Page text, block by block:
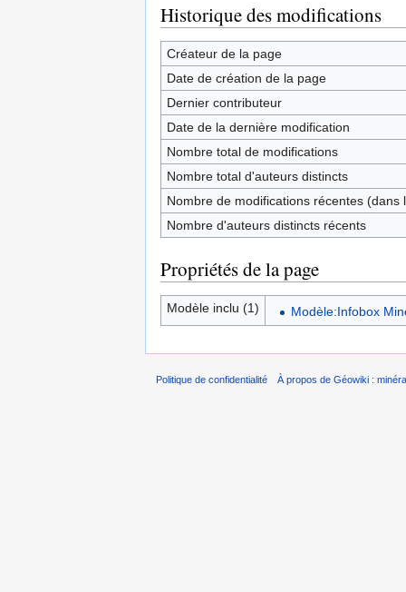
Historique des modifications
Créateur de la page
Date de création de la page
Dernier contributeur
Date de la dernière modification
Nombre total de modifications
Nombre total d'auteurs distincts
Nombre de modifications récentes (dans
Nombre d'auteurs distincts récents
Propriétés de la page
Modèle inclu (1) Modèle:Infobox
Politique de confidentialité À propos de Géowiki :